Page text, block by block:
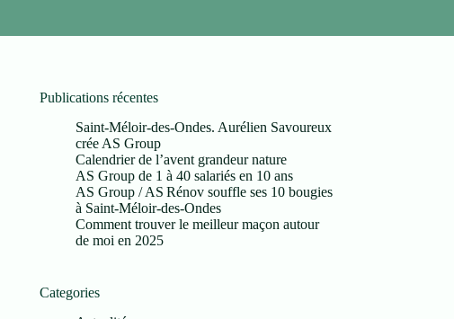
Publications récentes
Saint-Méloir-des-Ondes. Aurélien Savoureux
crée AS Group
Calendrier de l’avent grandeur nature
AS Group de 1 à 40 salariés en 10 ans
AS Group / AS Rénov souffle ses 10 bougies
à Saint‑Méloir‑des‑Ondes
Comment trouver le meilleur maçon autour
de moi en 2025
Categories